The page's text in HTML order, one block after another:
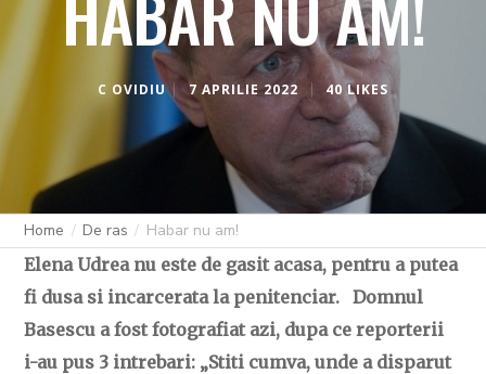
C OVIDIU 7 APRILIE 2022 40 LIKES
Home De ras Habar nu am!
Elena Udrea nu este de gasit acasa, pentru a putea
fi dusa si incarcerata la penitenciar. Domnul
Basescu a fost fotografiat azi, dupa ce reporterii
i-au pus 3 intrebari: „Stiti cumva, unde a disparut